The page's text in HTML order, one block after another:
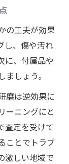
の工夫が効果
し、傷や汚れ
に、付属品や
しょう。
磨は逆効果に
ーニングにと
査定を受けて
ことでトラブ
激しい地域で